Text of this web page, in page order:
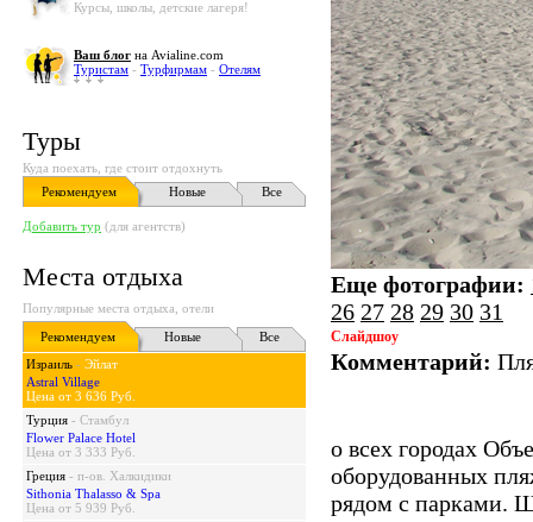
Курсы, школы, детские лагеря!
Ваш блог на Avialine.com
Туристам - Турфирмам - Отелям
Туры
Куда поехать, где стоит отдохнуть
Рекомендуем
Новые Все
Добавить тур (для агентств)
Места отдыха
Популярные места отдыха, отели
Рекомендуем
Новые
Все
Израиль - Эйлат
Astral Village
Цена от 3 636 Руб.
Турция - Стамбул
Flower Palace Hotel
Цена от 3 333 Руб.
Греция - п-ов. Халкидики
Sithonia Thalasso & Spa
Цена от 5 939 Руб.
Еще фотографии:
26 27 28 29 30 31
Слайдшоу
Комментарий:
о всех городах
оборудованных
рядом с парками.